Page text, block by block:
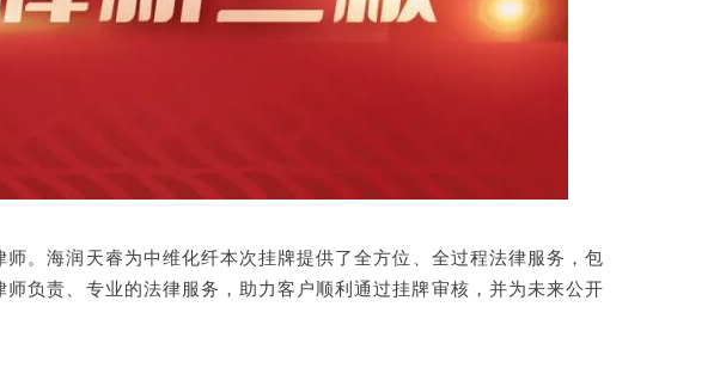
师。海润天睿为中维化纤本次挂牌提供了全方位、全过程法律服务，包
负责、专业的法律服务，助力客户顺利通过挂牌审核，并为未来公开